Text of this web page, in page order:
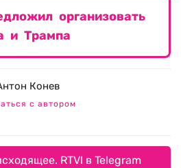
организовать
и Трампа
Конев
с автором
RTVI в Telegram